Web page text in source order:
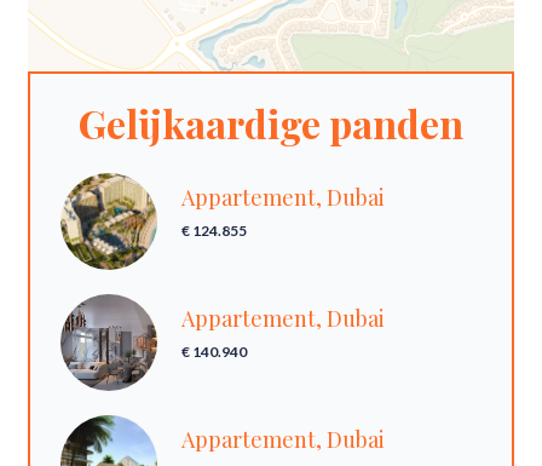
Gelijkaardige panden
Appartement, Dubai
€ 124.855
Appartement, Dubai
€ 140.940
Appartement, Dubai